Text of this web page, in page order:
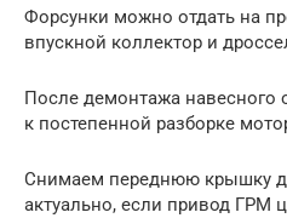
Форсунки можно отдать на
впускной коллектор и
После демонтажа навесного
к постепенной разборке
Снимаем переднюю крышку
актуально, если привод ГРМ